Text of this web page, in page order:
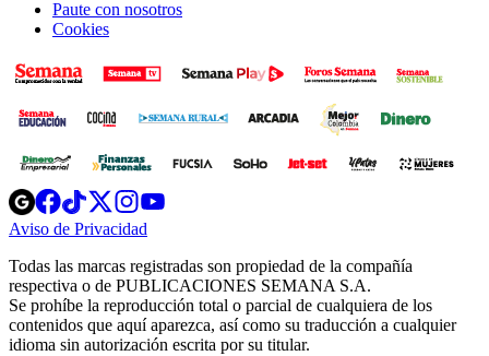
Paute con nosotros
Cookies
Opens
in
new
Opens
in
new
Opens
in
new
window
Opens
new
windowwindow
Aviso de Privacidad
new
window
Todas las marcas registradas son propiedad de la compañía
respectiva o de PUBLICACIONES SEMANA S.A.
Se prohíbe la reproducción total o parcial de cualquiera de los
contenidos que aquí aparezca, así como su traducción a cualquier
idioma sin autorización escrita por su titular.